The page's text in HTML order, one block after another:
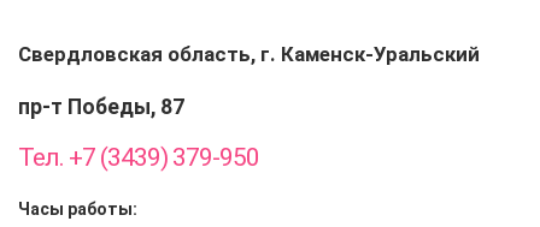
Свердловская область, г. Каменск-Уральский
пр-т Победы, 87
Тел. +7 (3439) 379-950
Часы работы: